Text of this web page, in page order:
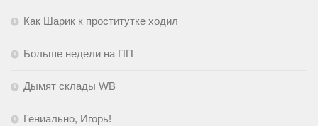
Как Шарик к проститутке ходил
Больше недели на ПП
Дымят склады WB
Гениально, Игорь!